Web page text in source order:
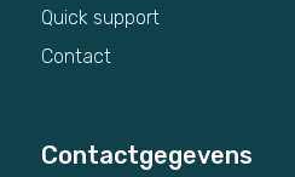
Quick support
Contact
Contactgegevens